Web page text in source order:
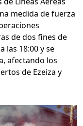
medida de fuerza
de dos fines de
las 18:00 y se
afectando los
de Ezeiza y